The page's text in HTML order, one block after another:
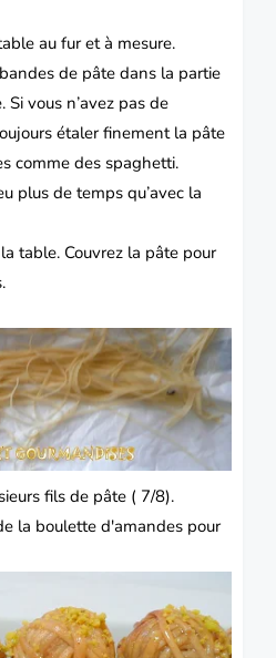
au fur et à mesure.
de pâte dans la partie
vous n’avez pas de
étaler finement la pâte
comme des spaghetti.
plus de temps qu’avec la
table. Couvrez la pâte pour
fils de pâte ( 7/8).
la boulette d'amandes pour